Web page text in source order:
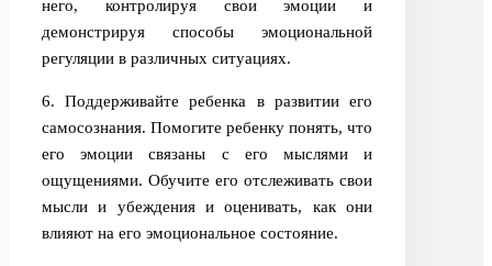
него, контролируя свои эмоции и
демонстрируя способы эмоциональной
регуляции в различных ситуациях.
6. Поддерживайте ребенка в развитии его
самосознания. Помогите ребенку понять, что
его эмоции связаны с его мыслями и
ощущениями. Обучите его отслеживать свои
мысли и убеждения и оценивать, как они
влияют на его эмоциональное состояние.